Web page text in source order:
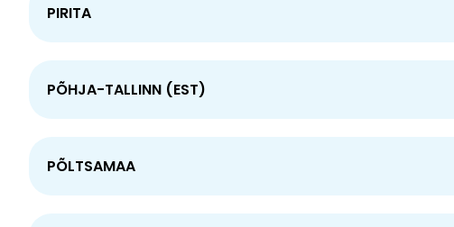
PIRITA
PÕHJA-TALLINN (EST)
PÕLTSAMAA